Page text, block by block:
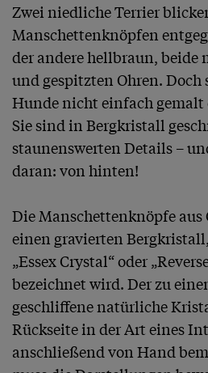
Zwei niedliche Terrier
Manschettenknöpfen
der andere hellbraun, beide
und gespitzten Ohren. Doch
Hunde nicht einfach gemalt
Sie sind in Bergkristall
staunenswerten Details –
daran: von hinten!
Die Manschettenknöpfe aus
einen gravierten
„Essex Crystal“ oder
bezeichnet wird. Der zu
geschliffene natürliche
Rückseite in der Art eines
anschließend von Hand